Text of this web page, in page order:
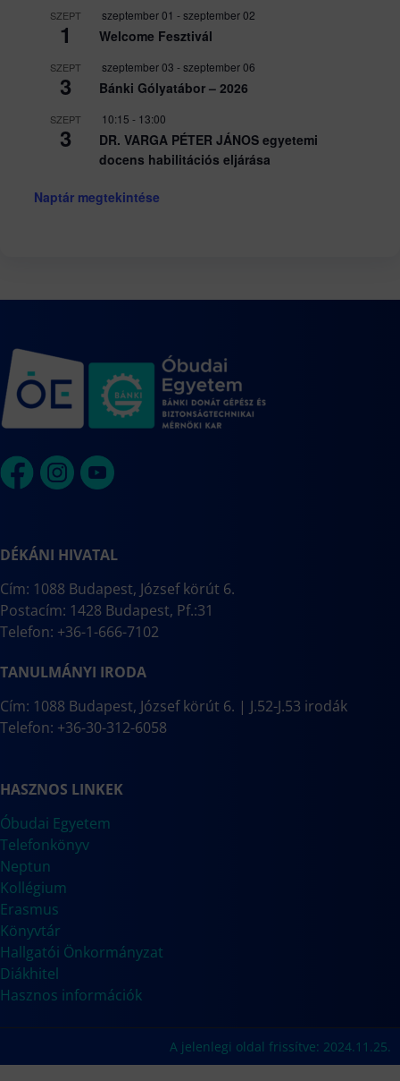
SZEPT
1
szeptember 01 -szeptember 02
Welcome Fesztivál
SZEPT
3
szeptember 03 -szeptember 06
Bánki Gólyatábor – 2026
SZEPT
3
10:15 - 13:00
DR. VARGA PÉTER JÁNOS egyetemi
docens habilitációs eljárása
Naptár megtekintése
DÉKÁNI HIVATAL
Cím: 1088 Budapest, József körút 6.
Postacím: 1428 Budapest, Pf.:31
Telefon: +36-1-666-7102
TANULMÁNYI IRODA
Cím: 1088 Budapest, József körút 6. | J.52-J.53 irodák
Telefon: +36-30-312-6058
HASZNOS LINKEK
Óbudai Egyetem
Telefonkönyv
Neptun
Kollégium
Erasmus
Könyvtár
Hallgatói Önkormányzat
Diákhitel
Hasznos információk
A jelenlegi oldal frissítve: 2024.11.25.